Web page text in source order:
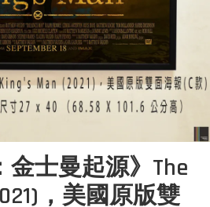
金士曼起源》The
，美國原版雙